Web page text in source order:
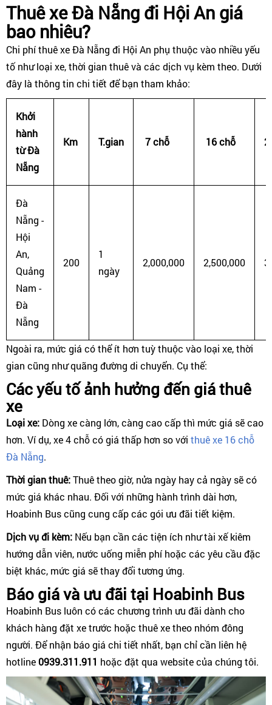
Thuê xe Đà Nẵng đi Hội An giá
bao nhiêu?
Chi phí thuê xe Đà Nẵng đi Hội An phụ thuộc vào nhiều yếu
tố như loại xe, thời gian thuê và các dịch vụ kèm theo. Dưới
đây là thông tin chi tiết để bạn tham khảo:
Khởi
hành
từ Đà
Nẵng
Km T.gian 7 chỗ 16 chỗ
Đà
Nẵng -
Hội
An,
Quảng
Nam -
Đà
Nẵng
200
1
ngày
2,000,000 2,500,000
Ngoài ra, mức giá có thể ít hơn tuỳ thuộc vào loại xe, thời
gian cũng như quãng đường di chuyển. Cụ thể:
Các yếu tố ảnh hưởng đến giá thuê
xe
Loại xe: Dòng xe càng lớn, càng cao cấp thì mức giá sẽ cao
hơn. Ví dụ, xe 4 chỗ có giá thấp hơn so với thuê xe 16 chỗ
Đà Nẵng.
Thời gian thuê:Thuê theo giờ, nửa ngày hay cả ngày sẽ có
mức giá khác nhau. Đối với những hành trình dài hơn,
Hoabinh Bus cũng cung cấp các gói ưu đãi tiết kiệm.
Dịch vụ đi kèm: Nếu bạn cần các tiện ích như tài xế kiêm
hướng dẫn viên, nước uống miễn phí hoặc các yêu cầu đặc
biệt khác, mức giá sẽ thay đổi tương ứng.
Báo giá và ưu đãi tại Hoabinh Bus
Hoabinh Bus luôn có các chương trình ưu đãi dành cho
khách hàng đặt xe trước hoặc thuê xe theo nhóm đông
người. Để nhận báo giá chi tiết nhất, bạn chỉ cần liên hệ
hotline0939.311.911 hoặc đặt qua website của chúng tôi.